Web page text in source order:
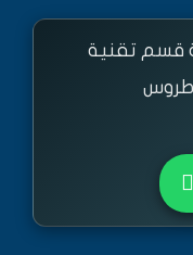
قسم تقنية
طروس